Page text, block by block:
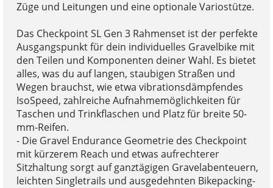
Züge und Leitungen und eine optionale Variostütze.
Das Checkpoint SL Gen 3 Rahmenset ist der perfekte
Ausgangspunkt für dein individuelles Gravelbike mit
den Teilen und Komponenten deiner Wahl. Es bietet
alles, was du auf langen, staubigen Straßen und
Wegen brauchst, wie etwa vibrationsdämpfendes
IsoSpeed, zahlreiche Aufnahmemöglichkeiten für
Taschen und Trinkflaschen und Platz für breite 50-
mm-Reifen.
- Die Gravel Endurance Geometrie des Checkpoint
mit kürzerem Reach und etwas aufrechterer
Sitzhaltung sorgt auf ganztägigen Gravelabenteuern,
leichten Singletrails und ausgedehnten Bikepacking-